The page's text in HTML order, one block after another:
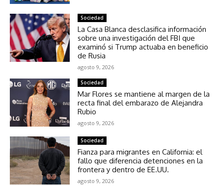
Sociedad
La Casa Blanca desclasifica información
sobre una investigación del FBI que
examinó si Trump actuaba en beneficio
de Rusia
agosto 9, 2026
Sociedad
Mar Flores se mantiene al margen de la
recta final del embarazo de Alejandra
Rubio
agosto 9, 2026
Sociedad
Fianza para migrantes en California: el
fallo que diferencia detenciones en la
frontera y dentro de EE.UU.
agosto 9, 2026